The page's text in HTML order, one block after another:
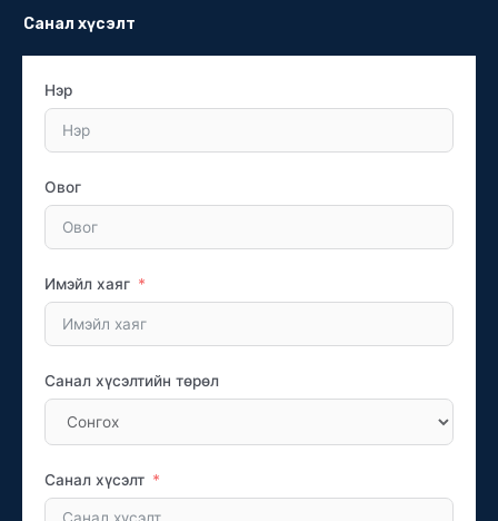
Санал хүсэлт
Нэр
Овог
Имэйл хаяг
Санал хүсэлтийн төрөл
Санал хүсэлт